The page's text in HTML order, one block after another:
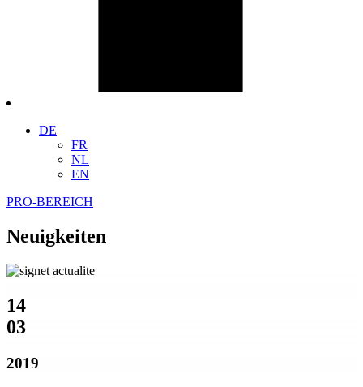
DE
FR
NL
EN
PRO-BEREICH
Neuigkeiten
14
03
2019